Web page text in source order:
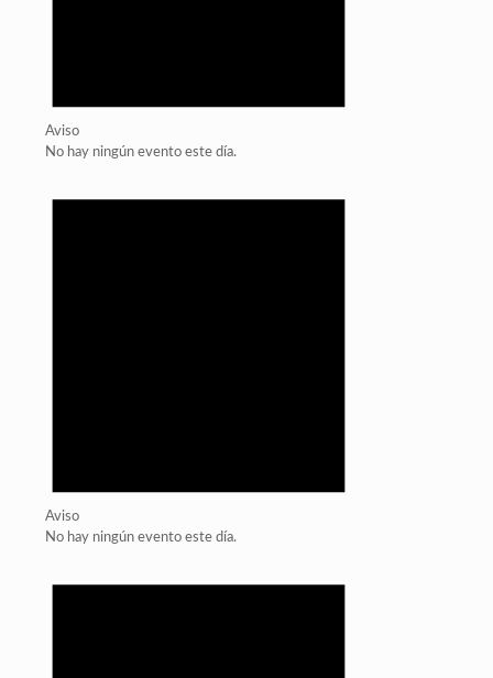
Aviso
No hay ningún evento este día.
Aviso
No hay ningún evento este día.